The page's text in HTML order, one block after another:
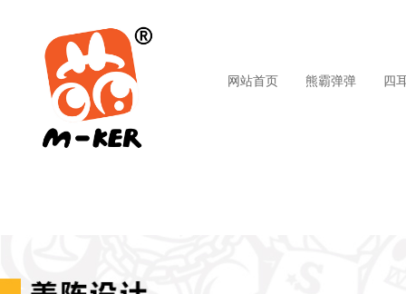
网站首页 熊霸弹弹熊 四
网站首页 熊霸弹弹熊 四耳猫CC
网站首页 熊霸弹弹